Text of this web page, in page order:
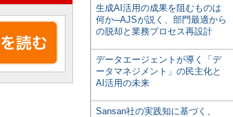
生成AI活用の成果を阻むものは
何か─AJSが説く、部門最適から
の脱却と業務プロセス再設計
データエージェントが導く「デ
ータマネジメント」の民主化と
AI活用の未来
Sansan社の実践知に基づく、